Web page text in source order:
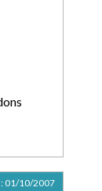
01/10/2007